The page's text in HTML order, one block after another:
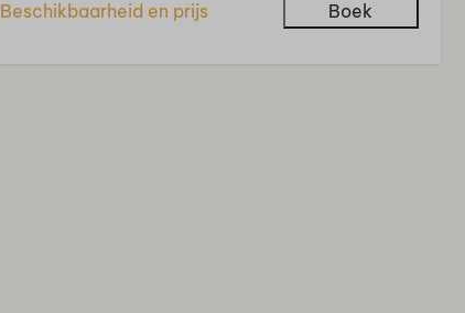
Beschikbaarheid en prijs Boek